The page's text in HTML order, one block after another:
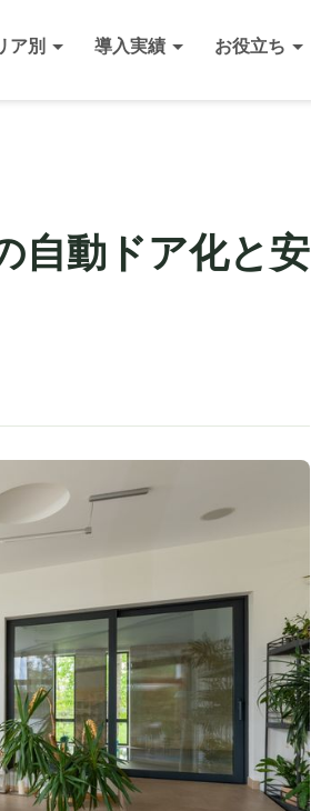
ア別 導入実績 お役立ち
自動ドア化と安